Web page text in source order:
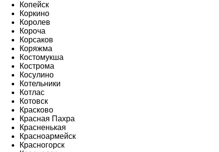
Копейск
Коркино
Королев
Короча
Корсаков
Коряжма
Костомукша
Кострома
Косулино
Котельники
Котлас
Котовск
Красково
Красная Пахра
Красненькая
Красноармейск
Красногорск